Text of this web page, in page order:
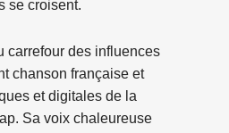
se croisent.
carrefour des influences
chanson française et
et digitales de la
Sa voix chaleureuse